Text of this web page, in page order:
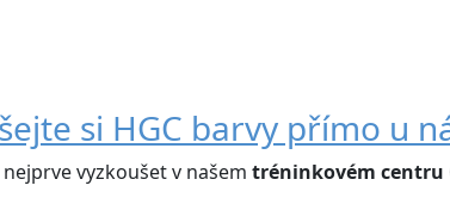
si HGC barvy přímo u
vyzkoušet v našem tréninkovém centru